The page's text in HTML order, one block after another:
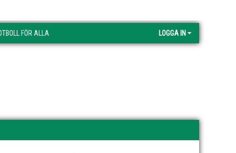
FÖR ALLA LOGGA IN